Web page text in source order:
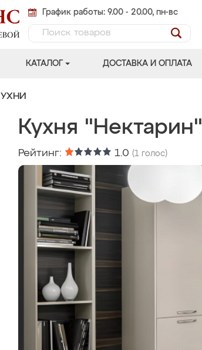
График работы: 9.00 - 20.00, пн-вс
КАТАЛОГ ДОСТАВКА И ОПЛАТА
Кухня "Нектарин"
Рейтинг: 1.0 (1 голос)